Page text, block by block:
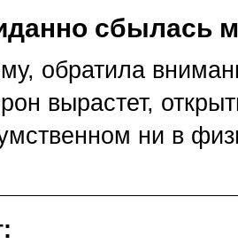
сбылась
обратила
вырастет,
ни в